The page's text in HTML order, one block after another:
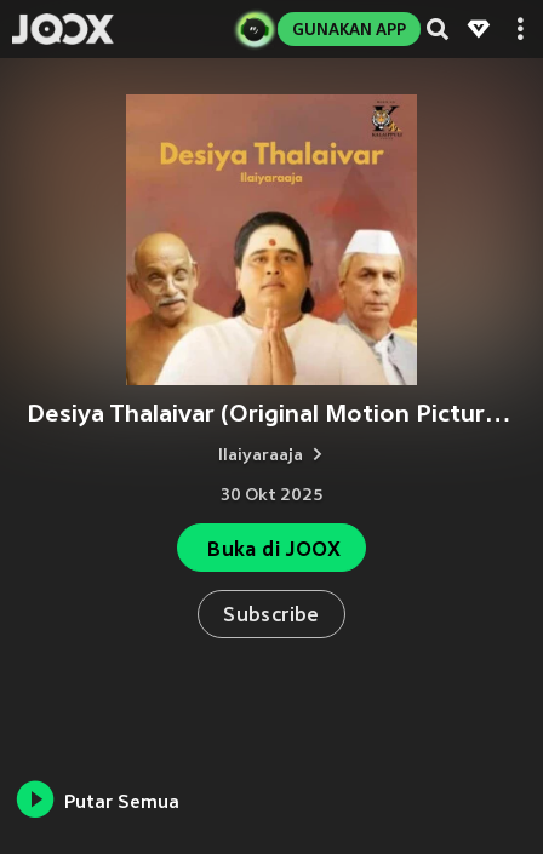
GUNAKAN APP
Desiya Thalaivar (Original Motion Picture Soundtrack)
Ilaiyaraaja
30 Okt 2025
Buka di JOOX
Subscribe
Putar Semua